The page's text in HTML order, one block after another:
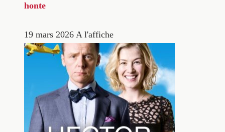
honte
19 mars 2026 A l'affiche